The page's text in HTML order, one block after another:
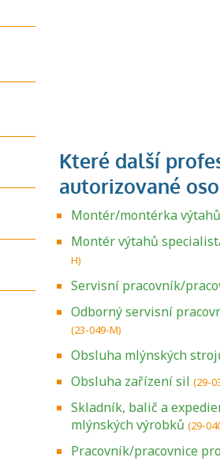
Montér/montérka výtahů
Montér výtahů
H)
Servisní pracovník/
Odborný servisní
(23-049-M)
Obsluha mlýnských
Obsluha zařízení sil (29-
Skladník, balič a
mlýnských výrobků (29-
Pracovník/pracovnice